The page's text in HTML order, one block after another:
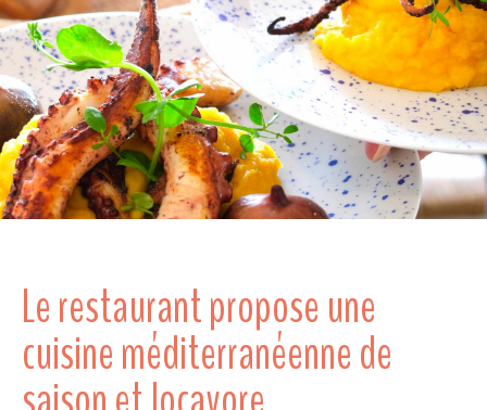
Le restaurant propose une
cuisine méditerranéenne de